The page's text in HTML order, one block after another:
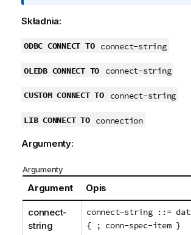
a
m
c
a
Składnia:
ODBC CONNECT TO connect-string
OLEDB CONNECT TO connect-string
CUSTOM CONNECT TO connect-string
LIB CONNECT TO connection
Argumenty:
Argumenty
Argument Opis
connect-
string
connect-string ::=
{ ; conn-spec-item }